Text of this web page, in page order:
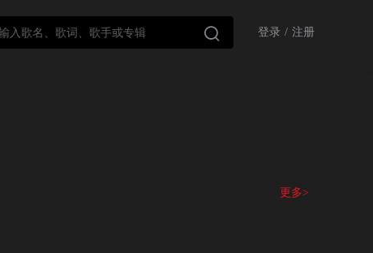
 登录 / 注册
更多>